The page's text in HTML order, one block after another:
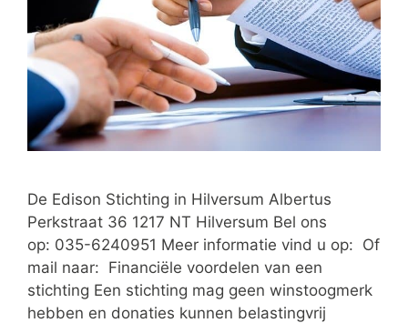
De Edison Stichting in Hilversum Albertus
Perkstraat 36 1217 NT Hilversum Bel ons
op: 035-6240951 Meer informatie vind u op: Of
mail naar: Financiële voordelen van een
stichting Een stichting mag geen winstoogmerk
hebben en donaties kunnen belastingvrij